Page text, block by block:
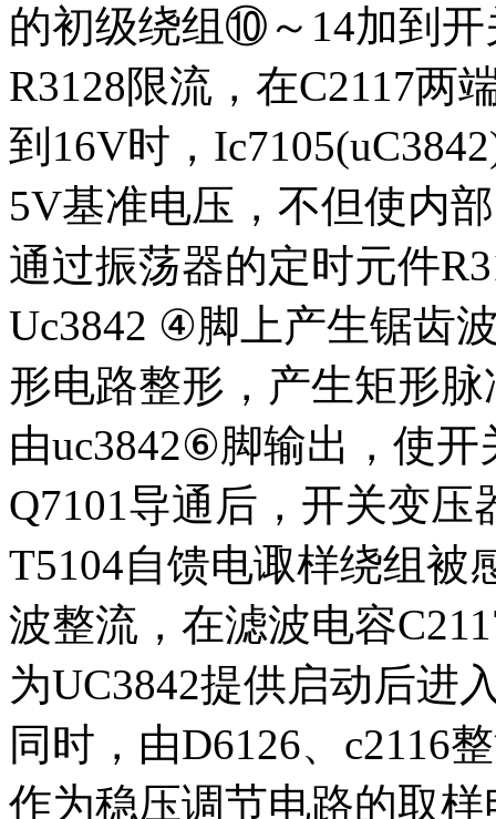
的初级绕组⑩～14加到开
R3128限流，在C2117两
到16V时，
5V基准电压，不但使内
通过振荡器的定时元件
Uc3842 ④脚上产生锯齿
形电路整形，产生矩形
由uc3842⑥脚输出，使开
Q7101导通后，开关变
T5104自馈电诹样绕组被
波整流，在滤波电容
为UC3842提供启动后进
同时，由D6126、c2116
作为稳压调节电路的取样